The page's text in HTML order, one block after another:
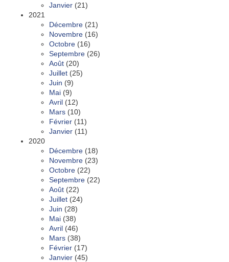
Janvier (21)
2021
Décembre (21)
Novembre (16)
Octobre (16)
Septembre (26)
Août (20)
Juillet (25)
Juin (9)
Mai (9)
Avril (12)
Mars (10)
Février (11)
Janvier (11)
2020
Décembre (18)
Novembre (23)
Octobre (22)
Septembre (22)
Août (22)
Juillet (24)
Juin (28)
Mai (38)
Avril (46)
Mars (38)
Février (17)
Janvier (45)